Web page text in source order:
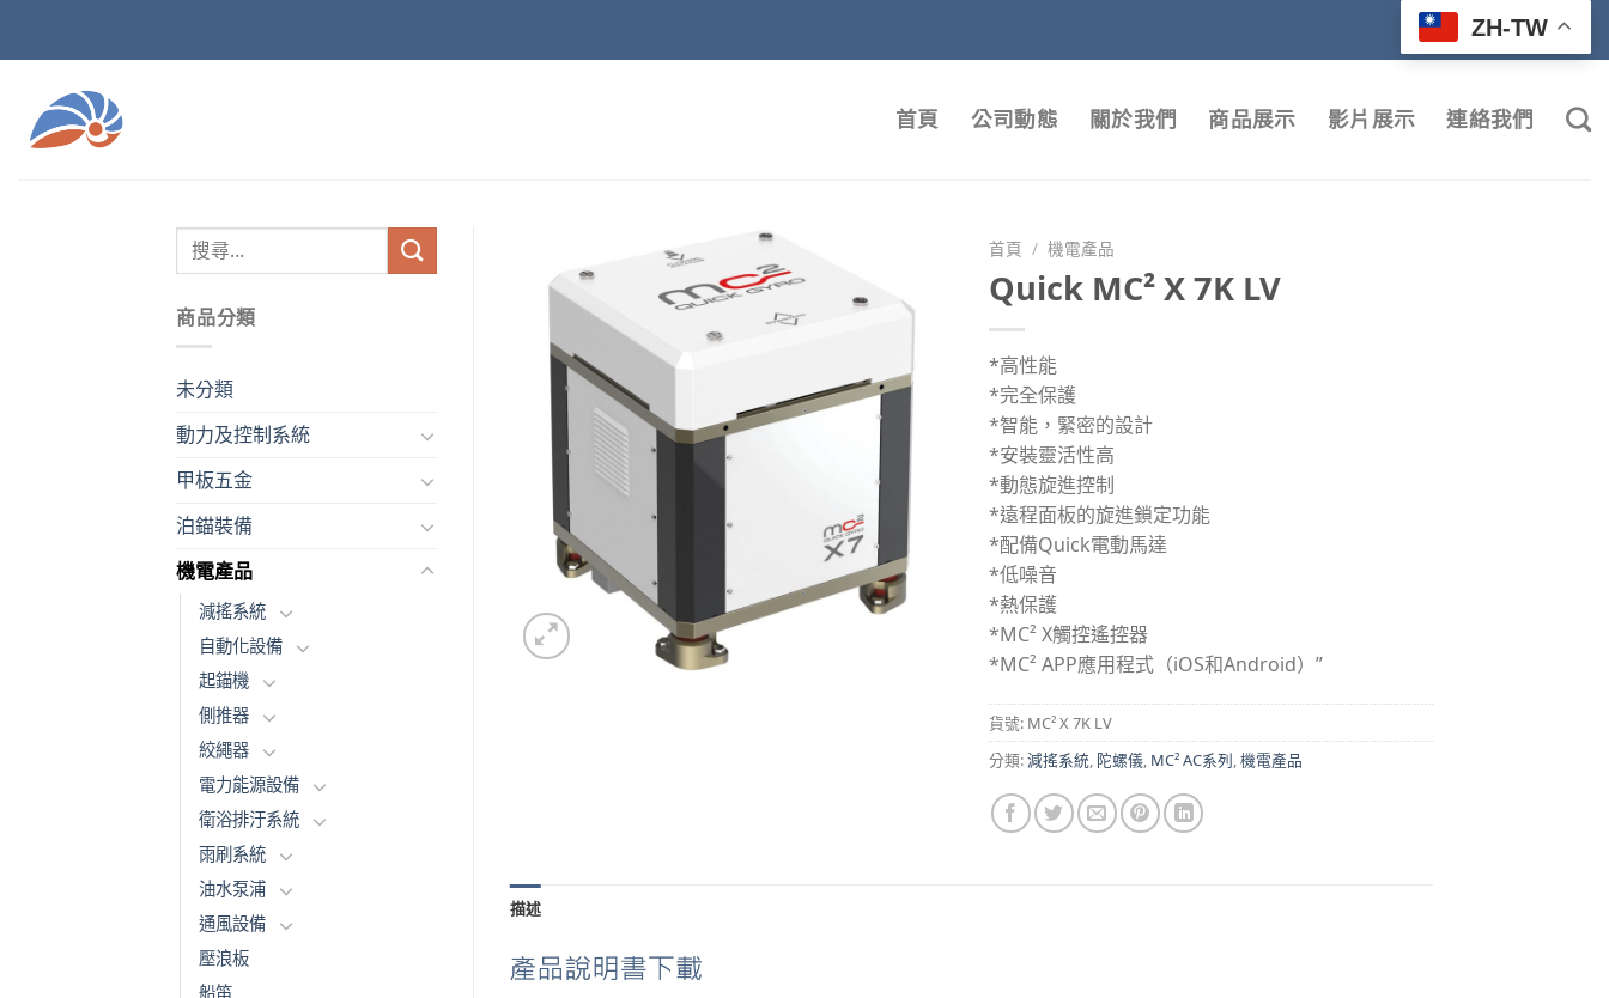
ZH-TW
首頁 公司動態 關於我們 商品展示 影片展示 連絡我們
商品分類
未分類
動力及控制系統
甲板五金
泊錨裝備
機電產品
減搖系統
自動化設備
起錨機
側推器
絞繩器
電力能源設備
衛浴排汙系統
雨刷系統
油水泵浦
通風設備
壓浪板
船笛
首頁 / 機電產品
Quick MC² X 7K LV
*高性能
*完全保護
*智能，緊密的設計
*安裝靈活性高
*動態旋進控制
*遠程面板的旋進鎖定功能
*配備Quick電動馬達
*低噪音
*熱保護
*MC² X觸控遙控器
*MC² APP應用程式（iOS和Android）”
貨號: MC² X 7K LV
分類:減搖系統, 陀螺儀, MC² AC系列,機電產品
描述